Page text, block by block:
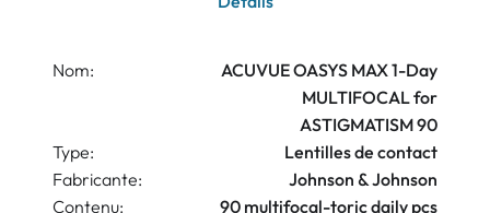
Nom:
ACUVUE OASYS MAX 1-Day
MULTIFOCAL for
ASTIGMATISM 90
Type:
Lentilles de contact
Fabricante:
Johnson & Johnson
Contenu:
90 multifocal-toric daily pcs